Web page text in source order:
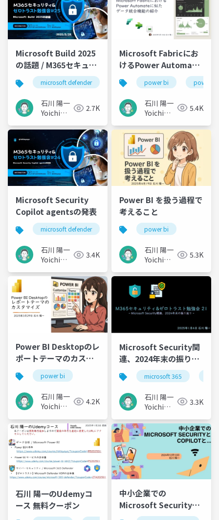
Microsoft Build 2025
の話題 / M365セキュリ
ティ&ゼロトラスト勉強
会 25
microsoft defender
石川 陽一
Yoichi
2.7K
Microsoft Fabricにお
けるPower Automate
に似たデータ統合機能
の紹介
power bi power
石川 陽一
Yoichi
5.4K
Microsoft Security
Copilot agentsの発表
microsoft defender securitycopilot
石川 陽一
Yoichi
3.4K
Power BI を扱う過程で
考えること
power bi
石川 陽一
Yoichi
5.3K
Power BI Desktopのレ
ポートテーマのカスタ
マイズpower bi
石川 陽一
Yoichi
4.2K
Microsoft Security関
連、2024年末の振り返
り
microsoft 365
石川 陽一
Yoichi
3.3K
石川 陽一のUdemyコ
ース 無料クーポン
中小企業での
Microsoft Securityと
Copilotと...